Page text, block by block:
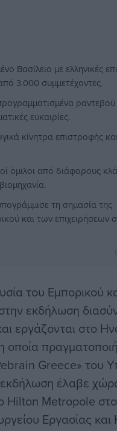
με ελληνικές
3.000 συμμετέχοντες.
ραντεβού
ευκαιρίες.
κίνητρα επιστροφής
όμιλοι από διάφορους
τη σημασία της
και των επιχειρήσεων
του Εμπορικού
εκδήλωση
εργάζονται στο
οποία
Greece» του
έλαβε
Metropole
Εργασίας και